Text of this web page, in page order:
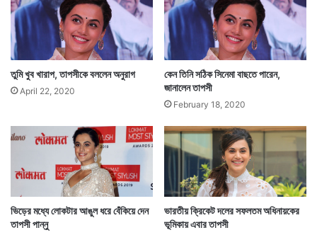
তুমি খুব খারাপ, তাপসীকে বললেন অনুরাগ
April 22, 2020
কেন তিনি সঠিক সিনেমা বাছতে পারেন,
জানালেন তাপসী
February 18, 2020
ভিড়ের মধ্যে লোকটার আঙুল ধরে বেঁকিয়ে দেন
তাপসী পান্নু
ভারতীয় ক্রিকেট দলের সফলতম অধিনায়কের
ভূমিকায় এবার তাপসী